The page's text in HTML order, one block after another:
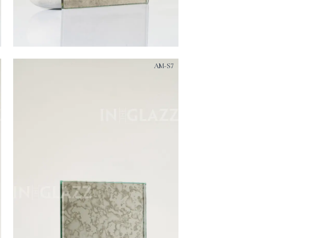
AM-S7